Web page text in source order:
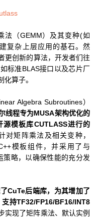
法（GEMM）及其变种(如
复杂上层应用的基石。然
更创新的算法，开发者们往
标准BLAS接口以及芯片厂
算子。
Algebra Subroutines）
线程专为MUSA架构优化的
模板库CUTLASS进行的
对矩阵乘法及相关变种，
模板组件，并采用了与
策略，以确保性能的充分发
CuTe后端库，为其增加了
持TF32/FP16/BF16/INT8
实现了矩阵乘法、默认实例